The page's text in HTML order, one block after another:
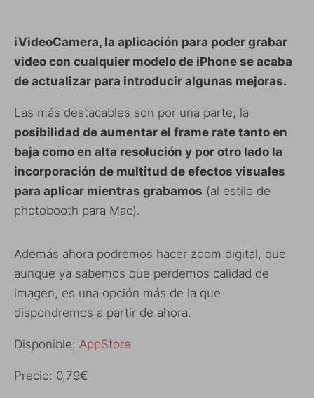
iVideoCamera, la aplicación para poder grabar
video con cualquier modelo de iPhone se acaba
de actualizar para introducir algunas mejoras.
Las más destacables son por una parte, la
posibilidad de aumentar el frame rate tanto en
baja como en alta resolución y por otro lado la
incorporación de multitud de efectos visuales
para aplicar mientras grabamos (al estilo de
photobooth para Mac).
Además ahora podremos hacer zoom digital, que
aunque ya sabemos que perdemos calidad de
imagen, es una opción más de la que
dispondremos a partir de ahora.
Disponible: AppStore
Precio: 0,79€